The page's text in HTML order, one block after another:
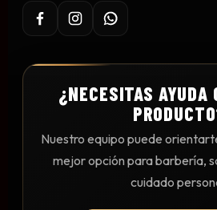
Cremas y Scrubs
Otros
Equipos y Más
Lo Nuevo
Ofertas
¿NECESITAS AYUDA
Nuestro equipo puede
mejor opción para barbería,
cuidado